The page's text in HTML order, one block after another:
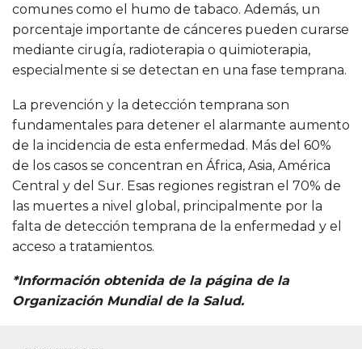
comunes como el humo de tabaco. Además, un
porcentaje importante de cánceres pueden curarse
mediante cirugía, radioterapia o quimioterapia,
especialmente si se detectan en una fase temprana.
La prevención y la detección temprana son
fundamentales para detener el alarmante aumento
de la incidencia de esta enfermedad. Más del 60%
de los casos se concentran en África, Asia, América
Central y del Sur. Esas regiones registran el 70% de
las muertes a nivel global, principalmente por la
falta de detección temprana de la enfermedad y el
acceso a tratamientos.
*Información obtenida de la página de la
Organización Mundial de la Salud.